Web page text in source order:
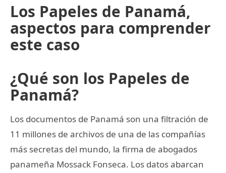
Los Papeles de Panamá,
aspectos para comprender
este caso
¿Qué son los Papeles de
Panamá?
Los documentos de Panamá son una filtración de
11 millones de archivos de una de las compañías
más secretas del mundo, la firma de abogados
panameña Mossack Fonseca. Los datos abarcan